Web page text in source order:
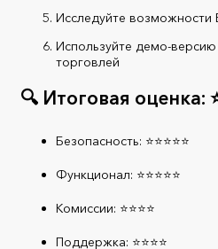
Исследуйте возможности
Используйте демо-
торговлей
🔍 Итоговая оценка:
Безопасность: ⭐⭐⭐⭐⭐
Функционал: ⭐⭐⭐⭐⭐
Комиссии: ⭐⭐⭐⭐
Поддержка: ⭐⭐⭐⭐